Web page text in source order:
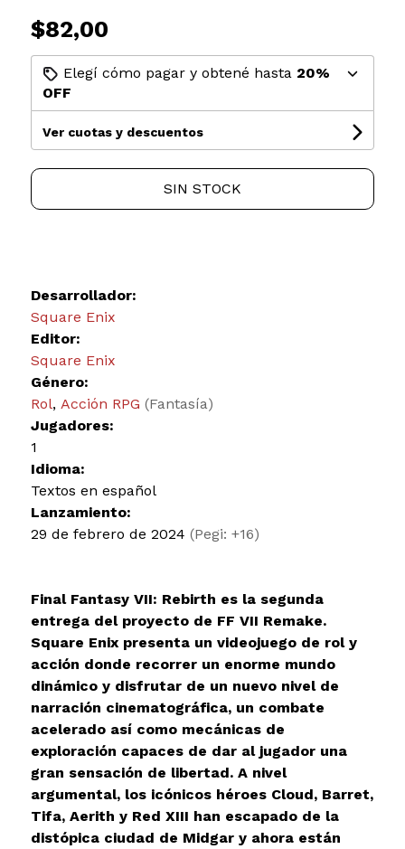
$82,00
Elegí cómo pagar y obtené hasta 20%
OFF
Ver cuotas y descuentos
SIN STOCK
Desarrollador:
Square Enix
Editor:
Square Enix
Género:
Rol, Acción RPG (Fantasía)
Jugadores:
1
Idioma:
Textos en español
Lanzamiento:
29 de febrero de 2024 (Pegi: +16)
Final Fantasy VII: Rebirth es la segunda
entrega del proyecto de FF VII Remake.
Square Enix presenta un videojuego de rol y
acción donde recorrer un enorme mundo
dinámico y disfrutar de un nuevo nivel de
narración cinematográfica, un combate
acelerado así como mecánicas de
exploración capaces de dar al jugador una
gran sensación de libertad. A nivel
argumental, los icónicos héroes Cloud, Barret,
Tifa, Aerith y Red XIII han escapado de la
distópica ciudad de Midgar y ahora están